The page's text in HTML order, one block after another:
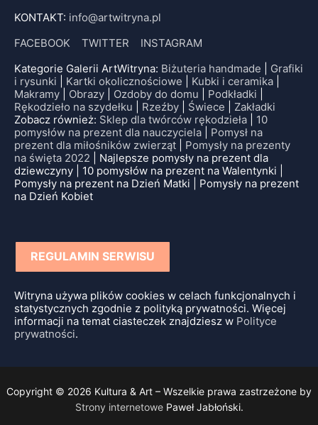
KONTAKT: info@artwitryna.pl
FACEBOOK
TWITTER
INSTAGRAM
Kategorie Galerii ArtWitryna: Biżuteria handmade
Grafiki
i rysunki
Kartki okolicznościowe Kubki i ceramika
Makramy
Obrazy Ozdoby do domu Podkładki
Rękodzieło na szydełku
Rzeźby Świece
Zakładki
Zobacz również: Sklep dla twórców rękodzieła
10
pomysłów na prezent dla nauczyciela
Pomysł na
prezent dla miłośników zwierząt
Pomysły na prezenty
na święta 2022 | Najlepsze pomysły na prezent dla
dziewczyny | 10 pomysłów na prezent na Walentynki |
Pomysły na prezent na Dzień Matki | Pomysły na prezent
na Dzień Kobiet
REGULAMIN SERWISU
Witryna używa plików cookies w celach funkcjonalnych i
statystycznych zgodnie z polityką prywatności. Więcej
informacji na temat ciasteczek znajdziesz w Polityce
prywatności.
Copyright © 2026 Kultura & Art – Wszelkie prawa zastrzeżone by
Strony internetowePaweł Jabłoński.